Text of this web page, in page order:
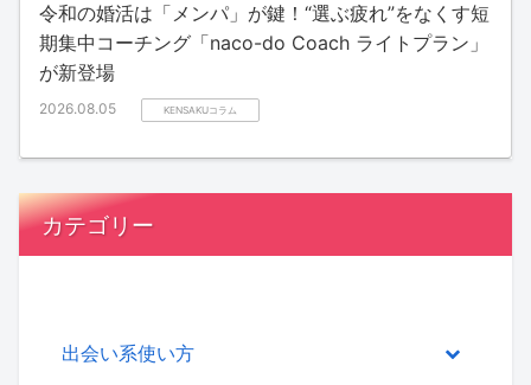
令和の婚活は「メンパ」が鍵！“選ぶ疲れ”をなくす短
期集中コーチング「naco-do Coach ライトプラン」
が新登場
2026.08.05 KENSAKUコラム
カテゴリー
出会い系使い方